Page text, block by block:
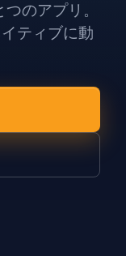
のアプリ。
ティブに動